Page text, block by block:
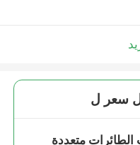
سعر ل
الطائرات متعددة